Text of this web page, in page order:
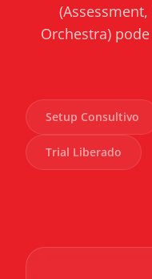
Orchestra)
Setup Consultivo
Trial Liberado